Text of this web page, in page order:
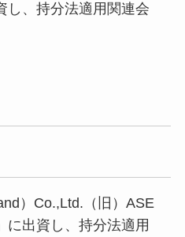
し、持分法適用関連会
）Co.,Ltd.（旧）ASE
に出資し、持分法適用